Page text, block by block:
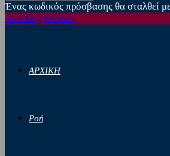
Ένας κωδικός πρόσβασης θα σταλθεί
sporting24news
ΑΡΧΙΚΗ
Ροή